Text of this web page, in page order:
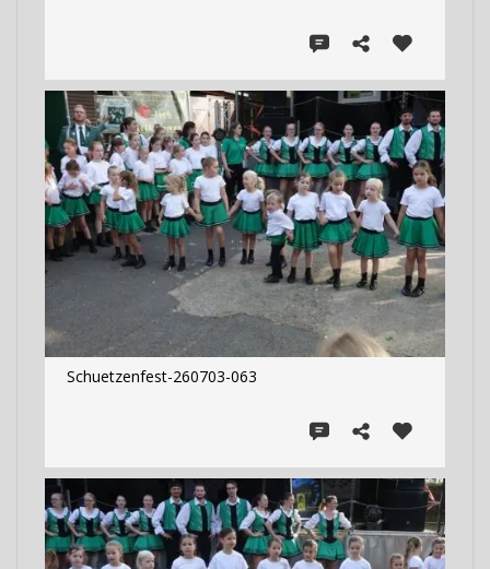
Schuetzenfest-260703-063